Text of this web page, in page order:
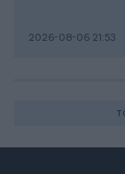
2026-08-06 21:53